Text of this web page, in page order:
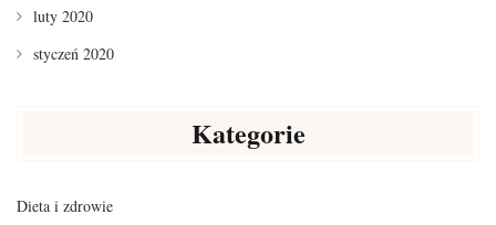
luty 2020
styczeń 2020
Kategorie
Dieta i zdrowie